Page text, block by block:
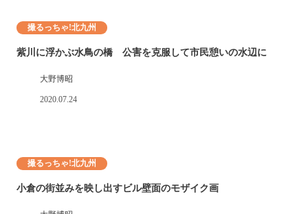
撮るっちゃ!北九州
紫川に浮かぶ水鳥の橋 公害を克服して市民憩いの水辺に
大野博昭
2020.07.24
撮るっちゃ!北九州
小倉の街並みを映し出すビル壁面のモザイク画